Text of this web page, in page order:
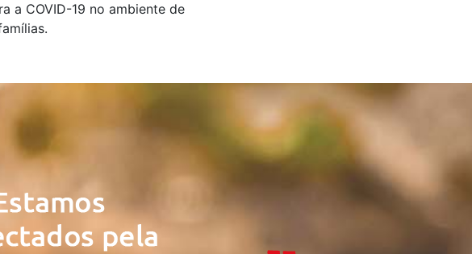
a COVID-19 no ambiente de